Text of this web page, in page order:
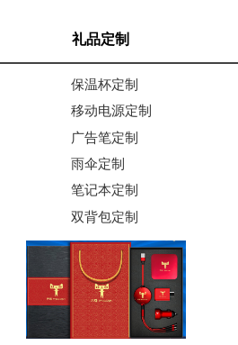
礼品定制
保温杯定制
移动电源定制
广告笔定制
雨伞定制
笔记本定制
双背包定制